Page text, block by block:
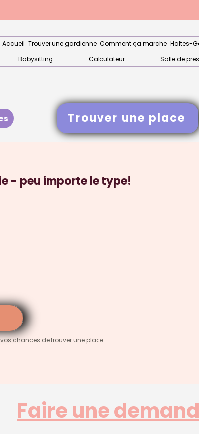
Accueil Trouver une gardienne Comment ça marche Haltes-
Babysitting
Calculateur Salle de
Trouver une place
- peu importe le type!
chances de trouver une place
Faire une